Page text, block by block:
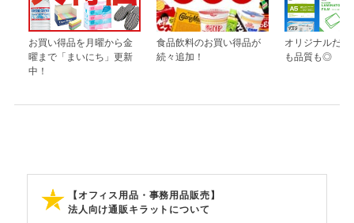
お買い得品を月曜から金
曜まで「まいにち」更新
中！
食品飲料のお買い得品が
続々追加！
オリジナルだか
も品質も◎
【オフィス用品・事務用品販売】
法人向け通販キラットについて